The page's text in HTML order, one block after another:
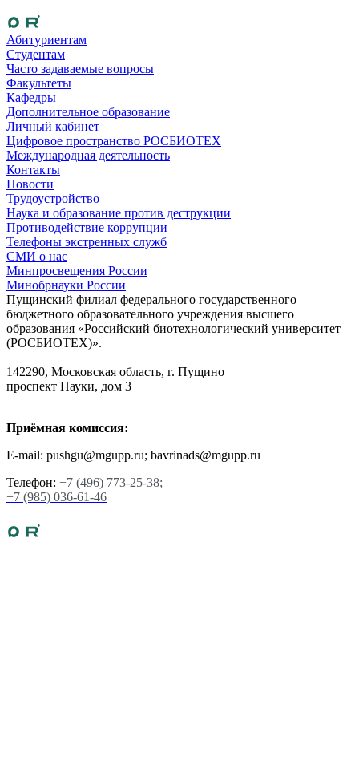
Абитуриентам
Студентам
Часто задаваемые вопросы
Факультеты
Кафедры
Дополнительное образование
Личный кабинет
Цифровое пространство РОСБИОТЕХ
Международная деятельность
Контакты
Новости
Трудоустройство
Наука и образование против деструкции
Противодействие коррупции
Телефоны экстренных служб
СМИ о нас
Минпросвещения России
Минобрнауки России
Пущинский филиал федерального государственного
бюджетного образовательного учреждения высшего
образования «Российский биотехнологический университет
(РОСБИОТЕХ)».
142290, Московская область, г. Пущино
проспект Науки, дом 3
Приёмная комиссия:
E-mail: pushgu@mgupp.ru; bavrinads@mgupp.ru
Телефон: +7 (496) 773-25-38;
+7 (985) 036-61-46